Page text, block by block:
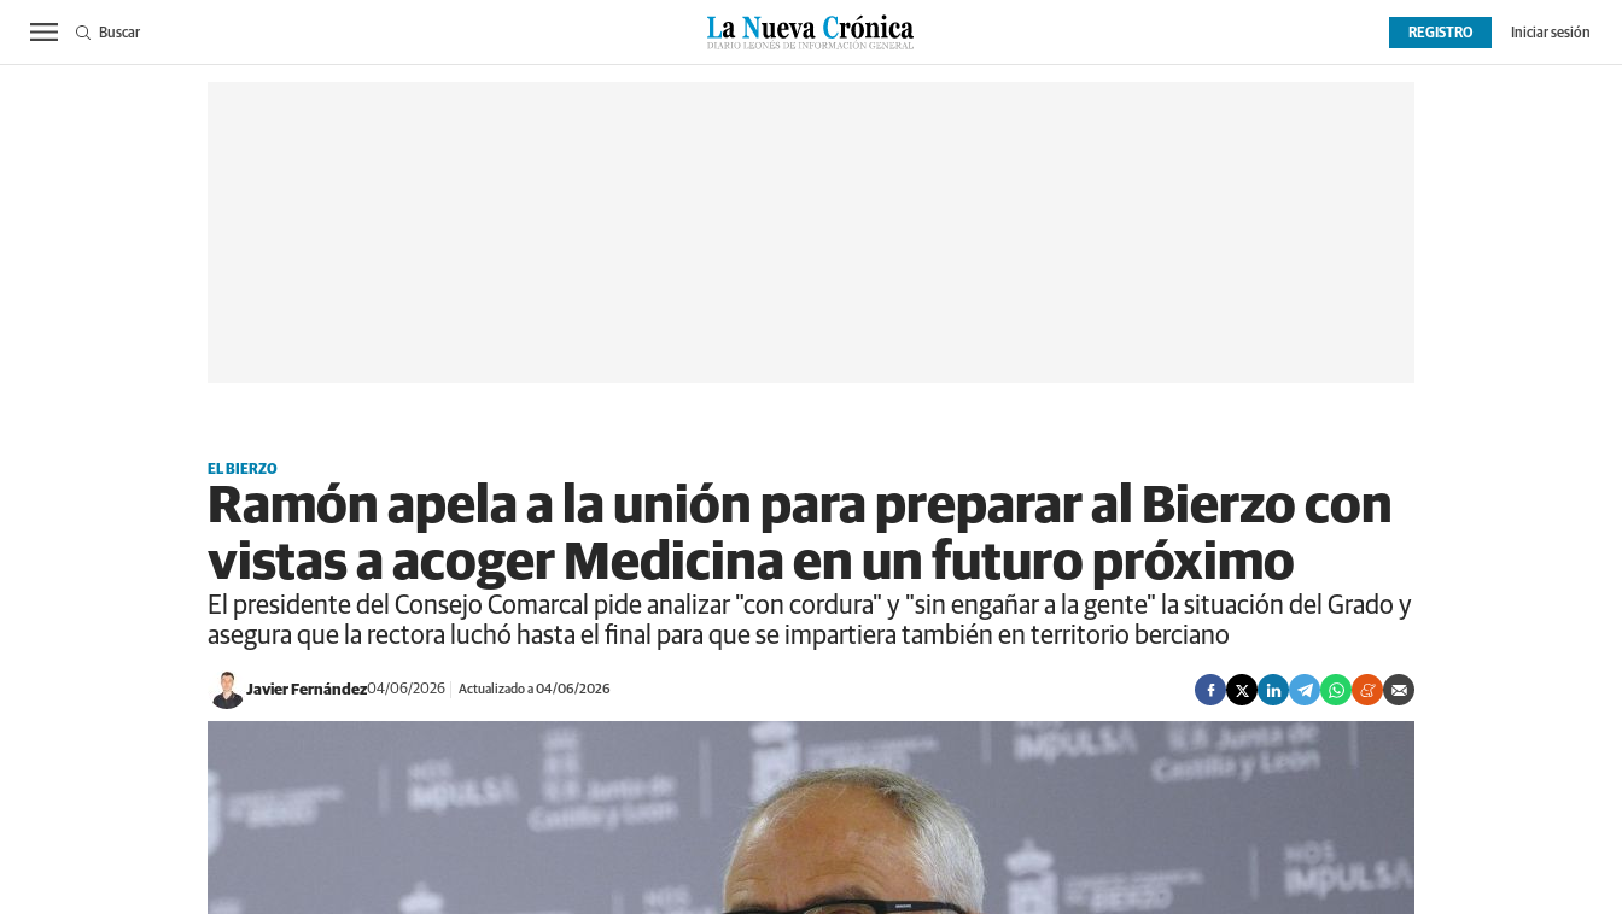
ACTUALIDAD BIERZO SUCESOS CULTURAS ESPECIALES DEPORTES OPINIÓN EXTRAS
REGISTRO Iniciar sesión
Buscar
EL BIERZO
Ramón apela a la unión para preparar al Bierzo con
vistas a acoger Medicina en un futuro próximo
El presidente del Consejo Comarcal pide analizar "con cordura" y "sin engañar a la gente" la situación del Grado y
asegura que la rectora luchó hasta el final para que se impartiera también en territorio berciano
Javier Fernández04/06/2026 Actualizado a 04/06/2026